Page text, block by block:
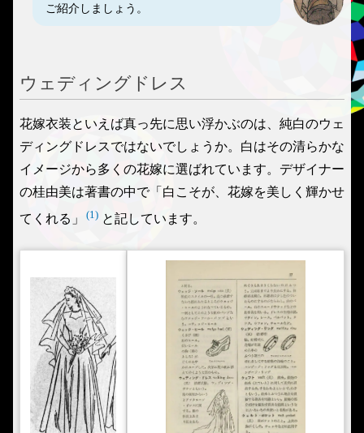
ご紹介しましょう。
ウェディングドレス
花嫁衣装といえば真っ先に思い浮かぶのは、純白のウェ
ディングドレスではないでしょうか。白はその清らかな
イメージから多くの花嫁に選ばれています。デザイナー
の桂由美は著書の中で「白こそが、花嫁を美しく輝かせ
てくれる」
(1) と記しています。